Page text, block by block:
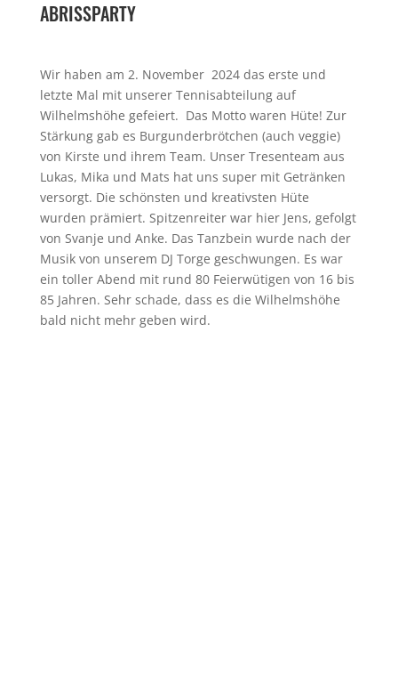
ABRISSPARTY
Wir haben am 2. November 2024 das erste und
letzte Mal mit unserer Tennisabteilung auf
Wilhelmshöhe gefeiert. Das Motto waren Hüte! Zur
Stärkung gab es Burgunderbrötchen (auch veggie)
von Kirste und ihrem Team. Unser Tresenteam aus
Lukas, Mika und Mats hat uns super mit Getränken
versorgt. Die schönsten und kreativsten Hüte
wurden prämiert. Spitzenreiter war hier Jens, gefolgt
von Svanje und Anke. Das Tanzbein wurde nach der
Musik von unserem DJ Torge geschwungen. Es war
ein toller Abend mit rund 80 Feierwütigen von 16 bis
85 Jahren. Sehr schade, dass es die Wilhelmshöhe
bald nicht mehr geben wird.